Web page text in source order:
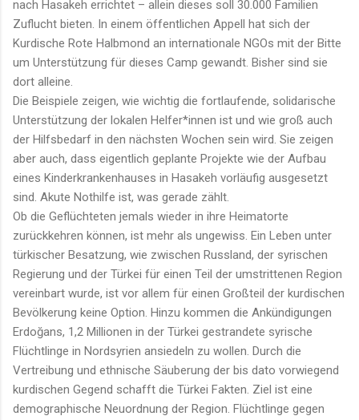
nach Hasakeh errichtet – allein dieses soll 30.000 Familien
Zuflucht bieten. In einem öffentlichen Appell hat sich der
Kurdische Rote Halbmond an internationale NGOs mit der Bitte
um Unterstützung für dieses Camp gewandt. Bisher sind sie
dort alleine.
Die Beispiele zeigen, wie wichtig die fortlaufende, solidarische
Unterstützung der lokalen Helfer*innen ist und wie groß auch
der Hilfsbedarf in den nächsten Wochen sein wird. Sie zeigen
aber auch, dass eigentlich geplante Projekte wie der Aufbau
eines Kinderkrankenhauses in Hasakeh vorläufig ausgesetzt
sind. Akute Nothilfe ist, was gerade zählt.
Ob die Geflüchteten jemals wieder in ihre Heimatorte
zurückkehren können, ist mehr als ungewiss. Ein Leben unter
türkischer Besatzung, wie zwischen Russland, der syrischen
Regierung und der Türkei für einen Teil der umstrittenen Region
vereinbart wurde, ist vor allem für einen Großteil der kurdischen
Bevölkerung keine Option. Hinzu kommen die Ankündigungen
Erdoğans, 1,2 Millionen in der Türkei gestrandete syrische
Flüchtlinge in Nordsyrien ansiedeln zu wollen. Durch die
Vertreibung und ethnische Säuberung der bis dato vorwiegend
kurdischen Gegend schafft die Türkei Fakten. Ziel ist eine
demographische Neuordnung der Region. Flüchtlinge gegen